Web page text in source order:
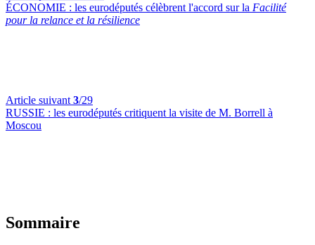
ÉCONOMIE : les eurodéputés célèbrent l'accord sur la Facilité
pour la relance et la résilience
Article suivant 3/29
RUSSIE : les eurodéputés critiquent la visite de M. Borrell à
Moscou
Sommaire